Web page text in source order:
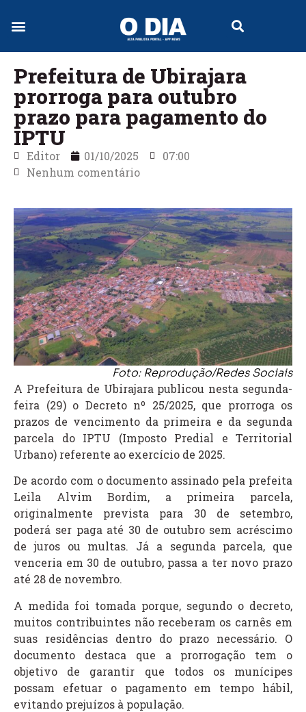
Prefeitura de Ubirajara
prorroga para outubro
prazo para pagamento do
IPTU
Editor 01/10/2025
07:00
Nenhum comentário
Foto: Reprodução/Redes Sociais
A Prefeitura de Ubirajara publicou nesta segunda-
feira (29) o Decreto nº 25/2025, que prorroga os
prazos de vencimento da primeira e da segunda
parcela do IPTU (Imposto Predial e Territorial
Urbano) referente ao exercício de 2025.
De acordo com o documento assinado pela prefeita
Leila Alvim Bordim, a primeira parcela,
originalmente prevista para 30 de setembro,
poderá ser paga até 30 de outubro sem acréscimo
de juros ou multas. Já a segunda parcela, que
venceria em 30 de outubro, passa a ter novo prazo
até 28 de novembro.
A medida foi tomada porque, segundo o decreto,
muitos contribuintes não receberam os carnês em
suas residências dentro do prazo necessário. O
documento destaca que a prorrogação tem o
objetivo de garantir que todos os munícipes
possam efetuar o pagamento em tempo hábil,
evitando prejuízos à população.